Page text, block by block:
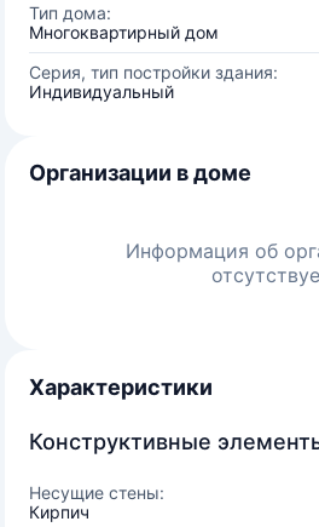
Тип дома:
Многоквартирный дом
Серия, тип постройки здания:
Индивидуальный
Организации в доме
Информация об
Характеристики
Конструктивные
Несущие стены:
Кирпич